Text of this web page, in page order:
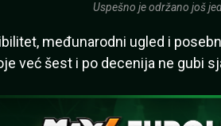
Uspešno je održano još
međunarodni ugled i
već šest i po decenija ne gubi